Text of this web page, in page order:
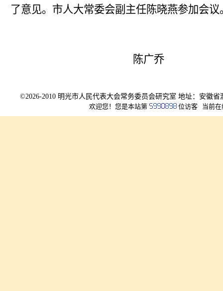
了意见。市人大常委会副主任陈晓燕参加会议
陈广乔
©2026-2010 明光市人民代表大会常务委员会研究室 地址：安徽
欢迎您！您是本站第
位访客 当前在